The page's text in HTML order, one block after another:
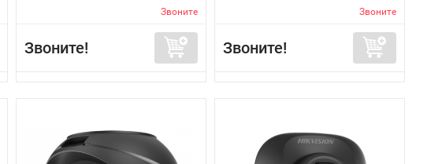
Звоните
Звоните!
Звоните
Звоните!